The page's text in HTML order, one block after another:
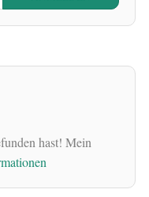
hast! Mein